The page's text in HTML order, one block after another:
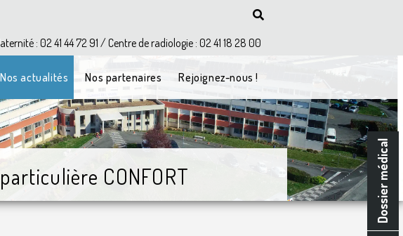
Dossier médical
: 02 41 44 72 91 / Centre de radiologie : 02 41 18 28 00
Nos actualités Nos partenaires Rejoignez-nous !
CONFORT